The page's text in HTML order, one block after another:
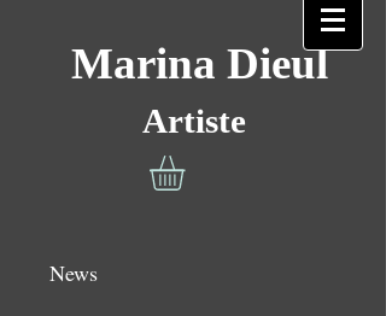
Marina Dieul
Artiste
News